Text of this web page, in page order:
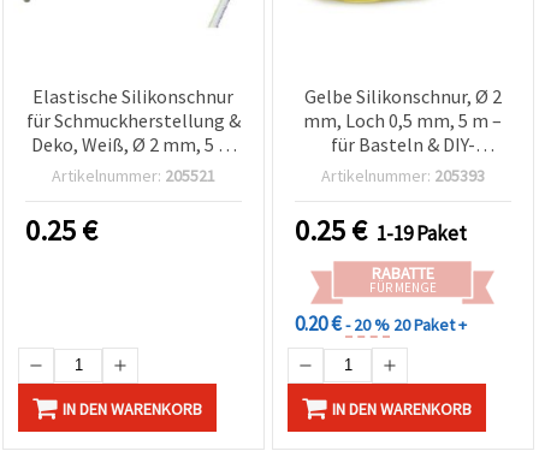
Elastische Silikonschnur
für Schmuckherstellung &
Deko, Weiß, Ø 2 mm, 5 m
– Flexible Stretchkordel
& Perlenfädeln (DIY)
Artikelnummer: 205521
0.25€
IN DEN WARENKORB
Gelbe Silikonschnur, Ø 2
mm, Loch 0,5 mm, 5 m –
für Basteln & DIY-
Schmuck
Artikelnummer: 205393
0.25€ 1-19 Paket
RABATTE
FÜR MENGE
0.20 €- 20 % 20 Paket +
IN DEN WARENKORB